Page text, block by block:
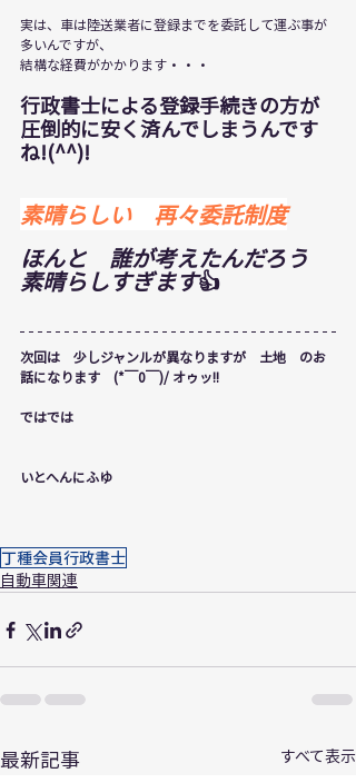
実は、車は陸送業者に登録までを委託して運ぶ事が
多いんですが、
結構な経費がかかります・・・
行政書士による登録手続きの方が
圧倒的に安く済んでしまうんです
ね!(^^)!
素晴らしい　再々委託制度
ほんと　誰が考えたんだろう
素晴らしすぎます👍
次回は　少しジャンルが異なりますが　土地　のお
話になります　(*￣0￣)/ オゥッ!!
ではでは
いとへんにふゆ
丁種会員行政書士
自動車関連
最新記事 すべて表示